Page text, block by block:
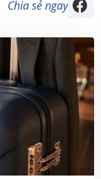
Chia sẻ ngay